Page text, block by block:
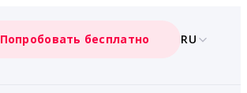
Попробовать бесплатно RU